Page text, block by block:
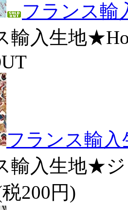
フランス
輸入生地
フランス輸
輸入生地★ジ
200円)